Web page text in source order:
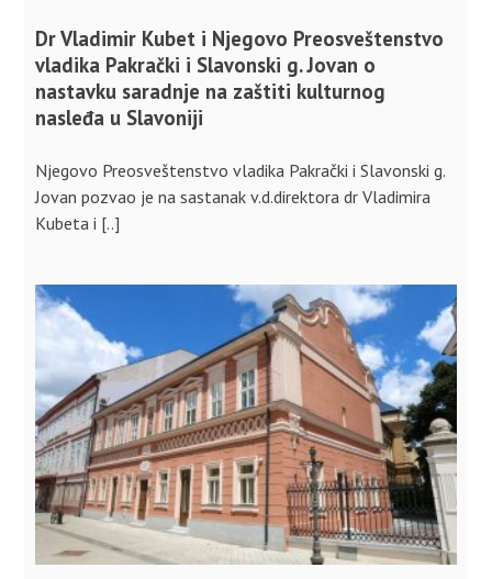
Dr Vladimir Kubet i Njegovo Preosveštenstvo
vladika Pakrački i Slavonski g. Jovan o
nastavku saradnje na zaštiti kulturnog
nasleđa u Slavoniji
Njegovo Preosveštenstvo vladika Pakrački i Slavonski g.
Jovan pozvao je na sastanak v.d.direktora dr Vladimira
Kubeta i [..]